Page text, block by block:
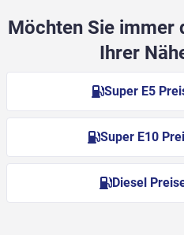
Möchten Sie immer
Ihrer
Super E5
Super E10
Diesel